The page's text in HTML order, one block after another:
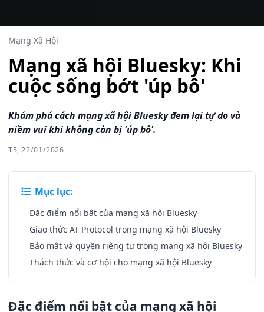
Mạng Xã Hội
Mạng xã hội Bluesky: Khi
cuộc sống bớt 'úp bô'
Khám phá cách mạng xã hội Bluesky đem lại tự do và
niềm vui khi không còn bị 'úp bô'.
T5, 22/01/2026
Mục lục:
Đặc điểm nổi bật của mạng xã hội Bluesky
Giao thức AT Protocol trong mạng xã hội Bluesky
Bảo mật và quyền riêng tư trong mạng xã hội Bluesky
Thách thức và cơ hội cho mạng xã hội Bluesky
Đặc điểm nổi bật của mạng xã hội